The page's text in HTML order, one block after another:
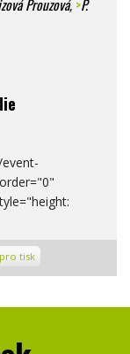
Prouzová, >P.
Zobrazení
pro tisk